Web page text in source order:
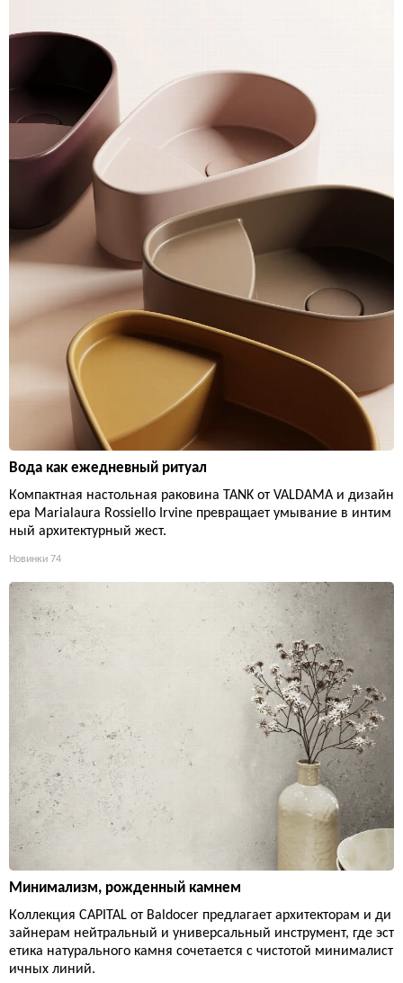
Вода как ежедневный ритуал
Компактная настольная раковина TANK от VALDAMA и дизайн
ера Marialaura Rossiello Irvine превращает умывание в интим
ный архитектурный жест.
Новинки 74
Минимализм, рожденный камнем
Коллекция CAPITAL от Baldocer предлагает архитекторам и ди
зайнерам нейтральный и универсальный инструмент, где эст
етика натурального камня сочетается с чистотой минималист
ичных линий.